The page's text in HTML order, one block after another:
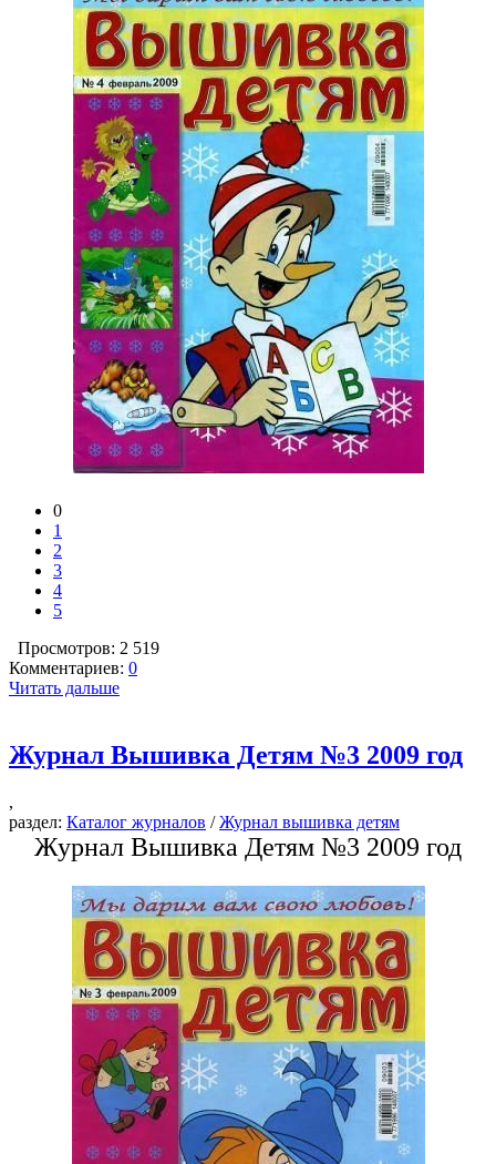
0
1
2
3
4
5
Просмотров: 2 519
Комментариев: 0
Читать дальше
Журнал Вышивка Детям №3 2009 год
,
раздел: Каталог журналов /Журнал вышивка детям
Журнал Вышивка Детям №3 2009 год